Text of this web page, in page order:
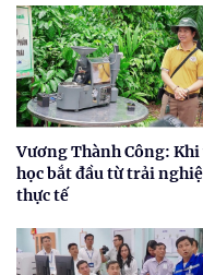
Vương Thành Công: Khi
học bắt đầu từ trải
thực tế